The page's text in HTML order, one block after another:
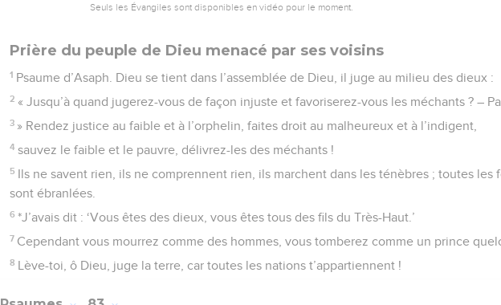
Seuls les Évangiles sont disponibles en vidéo pour le moment.
Prière du peuple de Dieu menacé par ses voisins
1 Psaume d’Asaph. Dieu se tient dans l’assemblée de Dieu, il juge au milieu des dieux :
2 « Jusqu’à quand jugerez-vous de façon injuste et favoriserez-vous les méchants ? –
3 » Rendez justice au faible et à l’orphelin, faites droit au malheureux et à l’indigent,
4 sauvez le faible et le pauvre, délivrez-les des méchants !
5 Ils ne savent rien, ils ne comprennent rien, ils marchent dans les ténèbres ; toutes les
sont ébranlées.
6 *J’avais dit : ‘Vous êtes des dieux, vous êtes tous des fils du Très-Haut.’
7 Cependant vous mourrez comme des hommes, vous tomberez comme un prince
8 Lève-toi, ô Dieu, juge la terre, car toutes les nations t’appartiennent !